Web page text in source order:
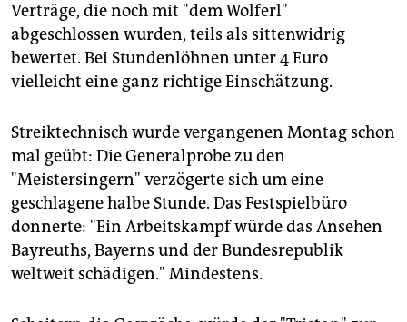
Verträge, die noch mit "dem Wolferl"
abgeschlossen wurden, teils als sittenwidrig
bewertet. Bei Stundenlöhnen unter 4 Euro
vielleicht eine ganz richtige Einschätzung.
Streiktechnisch wurde vergangenen Montag schon
mal geübt: Die Generalprobe zu den
"Meistersingern" verzögerte sich um eine
geschlagene halbe Stunde. Das Festspielbüro
donnerte: "Ein Arbeitskampf würde das Ansehen
Bayreuths, Bayerns und der Bundesrepublik
weltweit schädigen." Mindestens.